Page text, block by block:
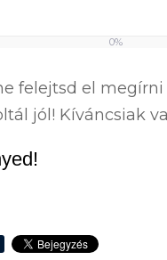
0%
felejtsd el
jól! Kíváncsiak